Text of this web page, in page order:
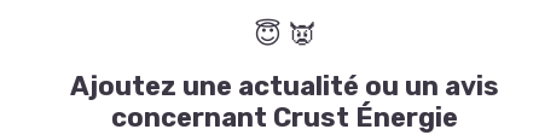
😇 👿
Ajoutez une actualité ou un avis
concernant Crust Énergie